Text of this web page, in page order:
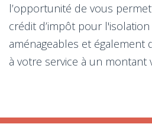
l’opportunité de vous
crédit d’impôt pour
aménageables et également
à votre service à un montant